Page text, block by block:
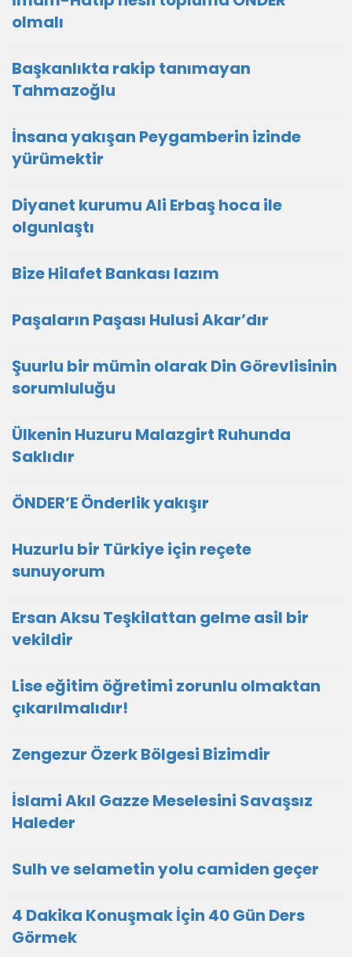
olmalı
Başkanlıkta rakip tanımayan
Tahmazoğlu
İnsana yakışan Peygamberin izinde
yürümektir
Diyanet kurumu Ali Erbaş hoca ile
olgunlaştı
Bize Hilafet Bankası lazım
Paşaların Paşası Hulusi Akar’dır
Şuurlu bir mümin olarak Din Görevlisinin
sorumluluğu
Ülkenin Huzuru Malazgirt Ruhunda
Saklıdır
ÖNDER’E Önderlik yakışır
Huzurlu bir Türkiye için reçete
sunuyorum
Ersan Aksu Teşkilattan gelme asil bir
vekildir
Lise eğitim öğretimi zorunlu olmaktan
çıkarılmalıdır!
Zengezur Özerk Bölgesi Bizimdir
İslami Akıl Gazze Meselesini Savaşsız
Haleder
Sulh ve selametin yolu camiden geçer
4 Dakika Konuşmak İçin 40 Gün Ders
Görmek